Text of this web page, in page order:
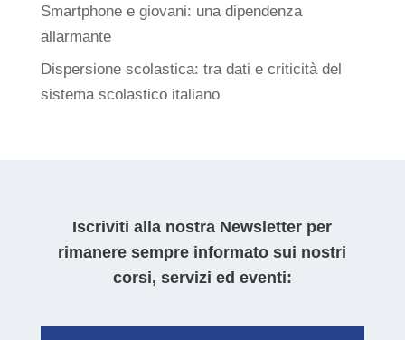
Smartphone e giovani: una dipendenza
allarmante
Dispersione scolastica: tra dati e criticità del
sistema scolastico italiano
Iscriviti alla nostra Newsletter per
rimanere sempre informato sui nostri
corsi, servizi ed eventi: